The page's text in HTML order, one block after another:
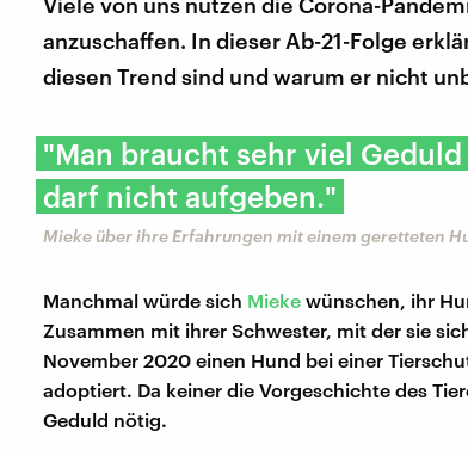
anzuschaffen. In dieser Ab-21-Folge
diesen Trend sind und warum er nicht
"Man braucht sehr viel
darf nicht aufgeben."
Mieke über ihre Erfahrungen mit einem geretteten
Manchmal würde sich Mieke wünschen, ihr
Zusammen mit ihrer Schwester, mit der sie
November 2020 einen Hund bei einer
adoptiert. Da keiner die Vorgeschichte des
Geduld nötig.